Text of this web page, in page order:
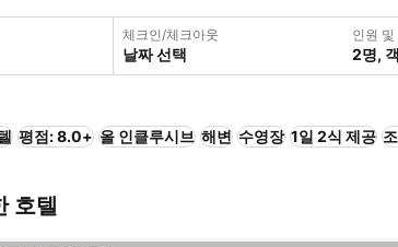
체크인/체크아웃
날짜 선택
인원 및
2명,
평점: 8.0+ 올 인클루시브 해변 수영장 1일 2식 제공
호텔